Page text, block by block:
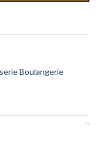
Boulangerie